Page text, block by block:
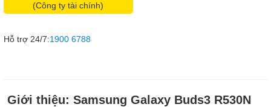
(Công ty tài chính)
Hỗ trợ 24/7:1900 6788
Giới thiệu: Samsung Galaxy Buds3 R530N